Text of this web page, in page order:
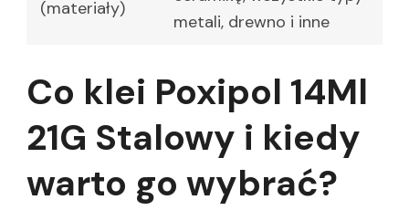
(materiały)
metali, drewno i inne
Co klei Poxipol 14Ml
21G Stalowy i kiedy
warto go wybrać?